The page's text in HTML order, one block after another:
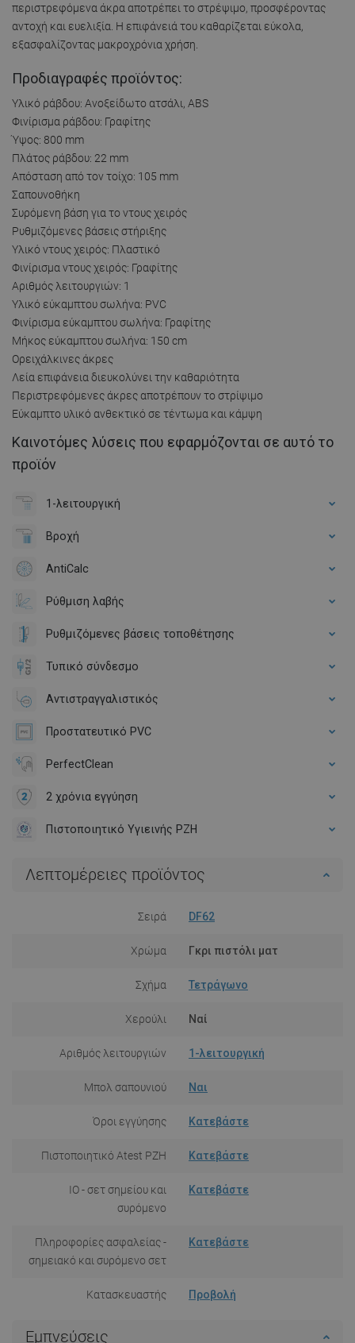
περιστρεφόμενα άκρα αποτρέπει το στρέψιμο, προσφέροντας
αντοχή και ευελιξία. Η επιφάνειά του καθαρίζεται εύκολα,
εξασφαλίζοντας μακροχρόνια χρήση.
Προδιαγραφές προϊόντος:
Υλικό ράβδου: Ανοξείδωτο ατσάλι, ABS
Φινίρισμα ράβδου: Γραφίτης
Ύψος: 800 mm
Πλάτος ράβδου: 22 mm
Απόσταση από τον τοίχο: 105 mm
Σαπουνοθήκη
Συρόμενη βάση για το ντους χειρός
Ρυθμιζόμενες βάσεις στήριξης
Υλικό ντους χειρός: Πλαστικό
Φινίρισμα ντους χειρός: Γραφίτης
Αριθμός λειτουργιών: 1
Υλικό εύκαμπτου σωλήνα: PVC
Φινίρισμα εύκαμπτου σωλήνα: Γραφίτης
Μήκος εύκαμπτου σωλήνα: 150 cm
Ορειχάλκινες άκρες
Λεία επιφάνεια διευκολύνει την καθαριότητα
Περιστρεφόμενες άκρες αποτρέπουν το στρίψιμο
Εύκαμπτο υλικό ανθεκτικό σε τέντωμα και κάμψη
Καινοτόμες λύσεις που εφαρμόζονται σε αυτό το
προϊόν
1-λειτουργική
Βροχή
AntiCalc
Ρύθμιση λαβής
Ρυθμιζόμενες βάσεις τοποθέτησης
Τυπικό σύνδεσμο
Αντιστραγγαλιστικός
Προστατευτικό PVC
PerfectClean
2 χρόνια εγγύηση
Πιστοποιητικό Υγιεινής PZH
Λεπτομέρειες προϊόντος
Σειρά DF62
Χρώμα Γκρι πιστόλι ματ
Σχήμα Τετράγωνο
Χερούλι Ναί
Αριθμός λειτουργιών 1-λειτουργική
Μπολ σαπουνιού Ναι
Όροι εγγύησης Κατεβάστε
Πιστοποιητικό Atest PZH Κατεβάστε
IO - σετ σημείου και
συρόμενο
Κατεβάστε
Πληροφορίες ασφαλείας -
σημειακό και συρόμενο σετ
Κατεβάστε
Κατασκευαστής Προβολή
Εμπνεύσεις